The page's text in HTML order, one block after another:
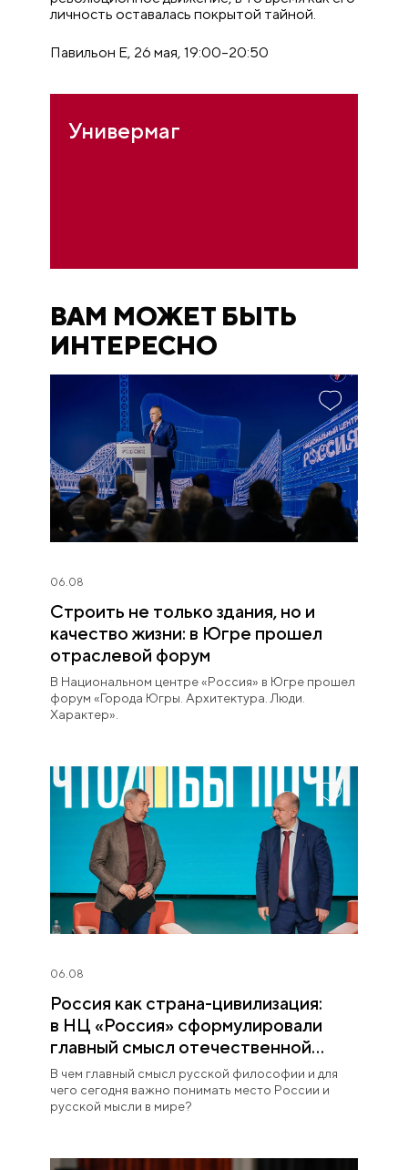
личность оставалась покрытой тайной.
Павильон E, 26 мая, 19:00–20:50
Универмаг
ВАМ МОЖЕТ БЫТЬ
ИНТЕРЕСНО
06.08
Строить не только здания, но и
качество жизни: в Югре прошел
отраслевой форум
В Национальном центре «Россия» в Югре прошел
форум «Города Югры. Архитектура. Люди.
Характер».
06.08
Россия как страна-цивилизация:
в НЦ «Россия» сформулировали
главный смысл отечественной
философии
В чем главный смысл русской философии и для
чего сегодня важно понимать место России и
русской мысли в мире?